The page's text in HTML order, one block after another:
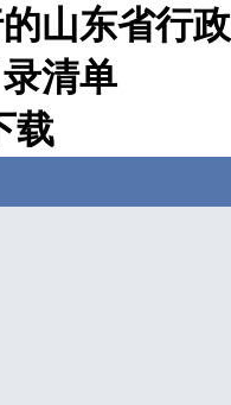
山东省行政
清单
载